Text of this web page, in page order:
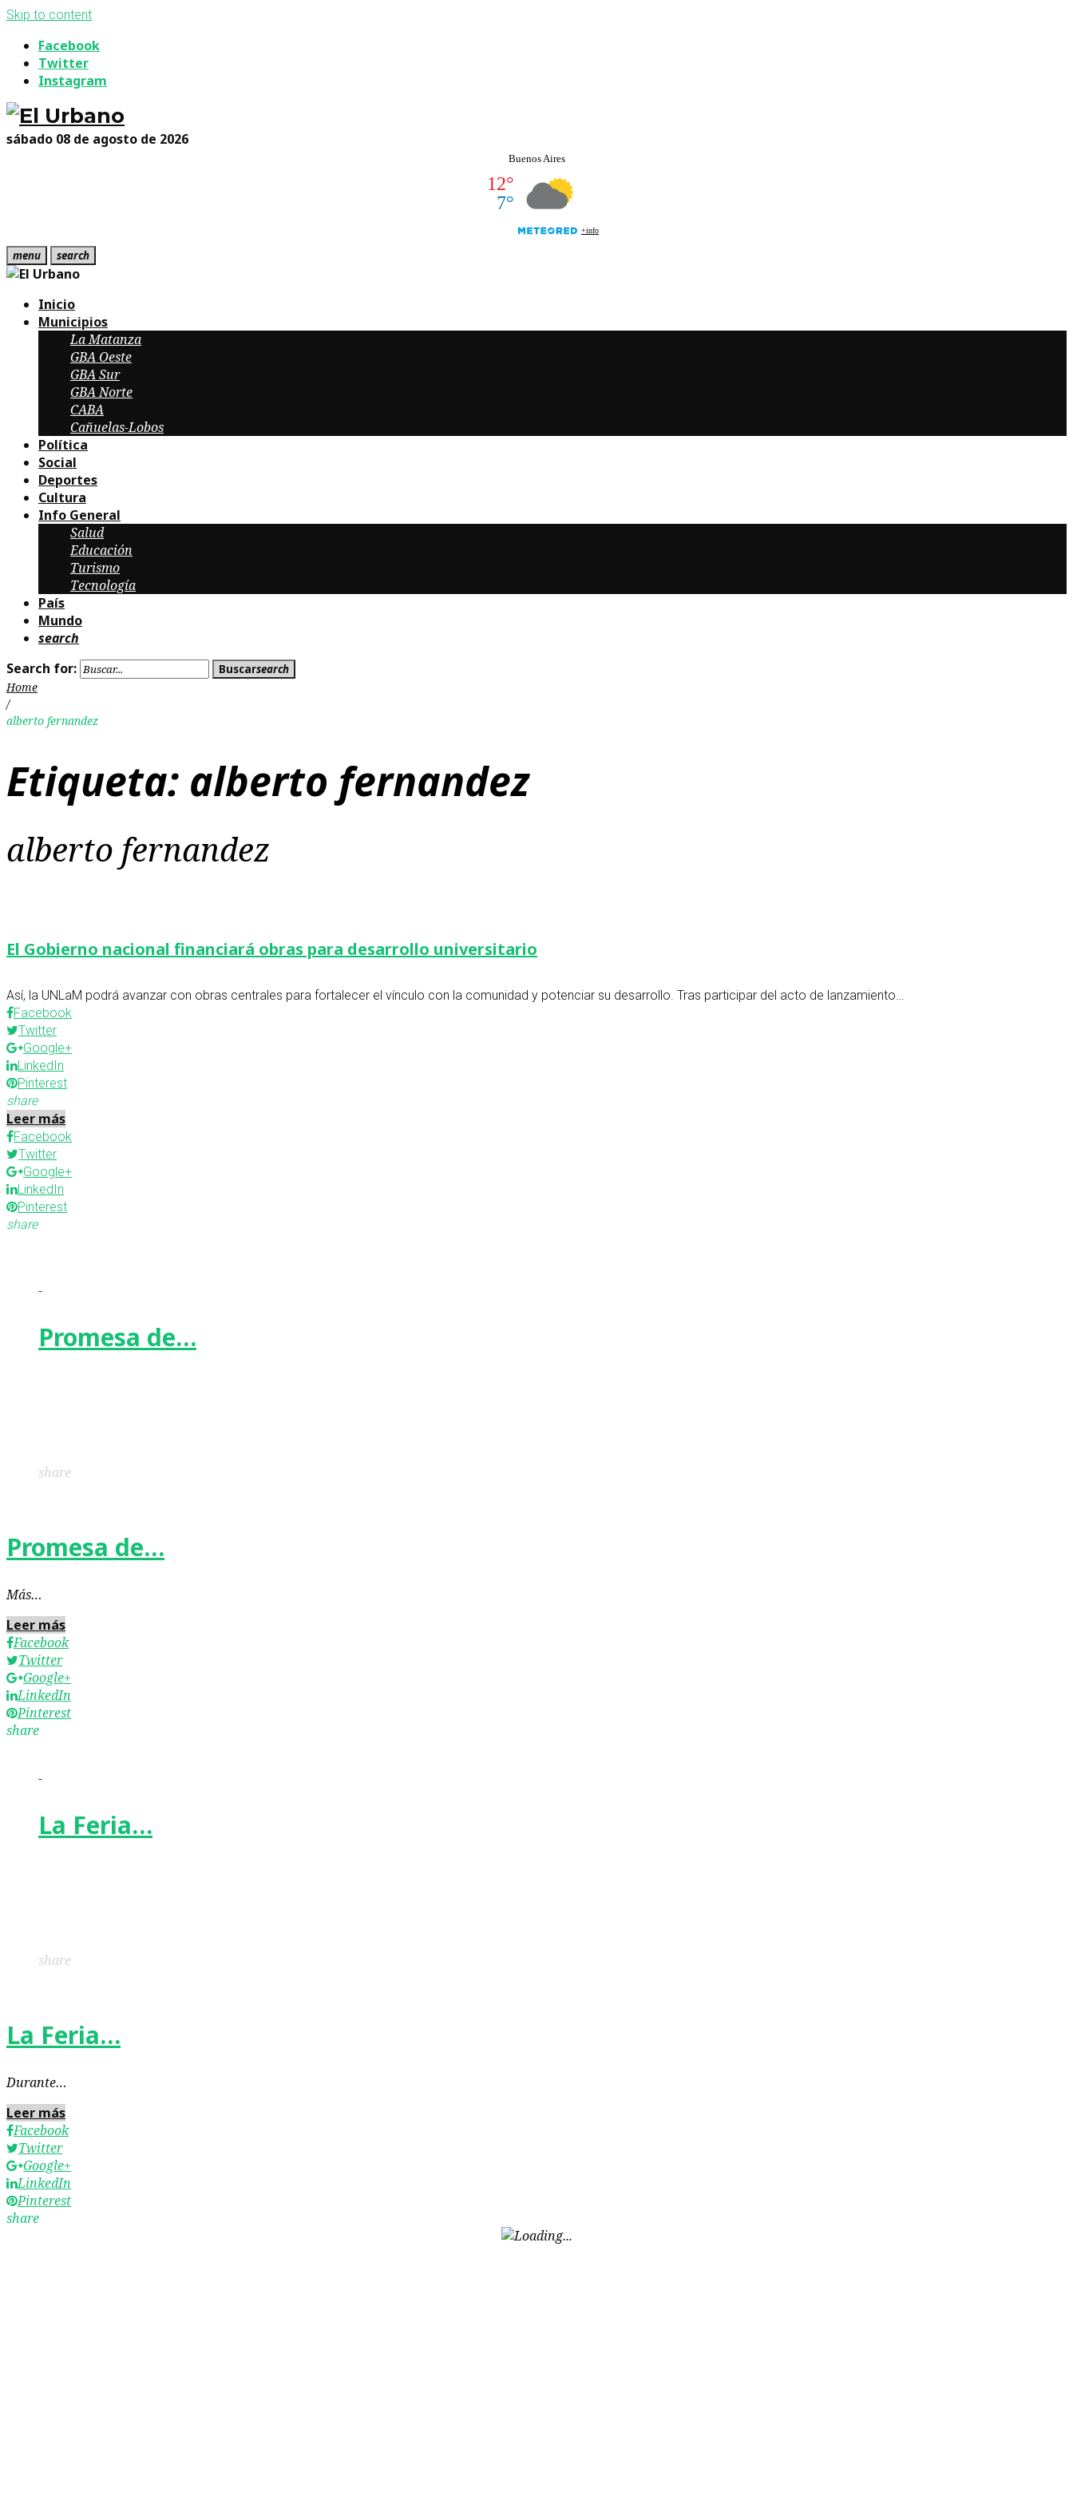
Skip to content
Facebook
Twitter
Instagram
sábado 08 de agosto de 2026
menu search
Inicio
Municipios
La Matanza
GBA Oeste
GBA Sur
GBA Norte
CABA
Cañuelas-Lobos
Política
Social
Deportes
Cultura
Info General
Salud
Educación
Turismo
Tecnología
País
Mundo
search
Search for:
Buscarsearch
Home
/
alberto fernandez
Etiqueta: alberto fernandez
alberto fernandez
El Gobierno nacional financiará obras para desarrollo universitario
Así, la UNLaM podrá avanzar con obras centrales para fortalecer el vínculo con la comunidad y potenciar su desarrollo. Tras participar del acto de lanzamiento…
Facebook
Twitter
Google+
LinkedIn
Pinterest
share
Leer más
Facebook
Twitter
Google+
LinkedIn
Pinterest
share
-
Promesa de…
share
Promesa de…
Más…
Leer más
Facebook
Twitter
Google+
LinkedIn
Pinterest
share
-
La Feria…
share
La Feria…
Durante…
Leer más
Facebook
Twitter
Google+
LinkedIn
Pinterest
share